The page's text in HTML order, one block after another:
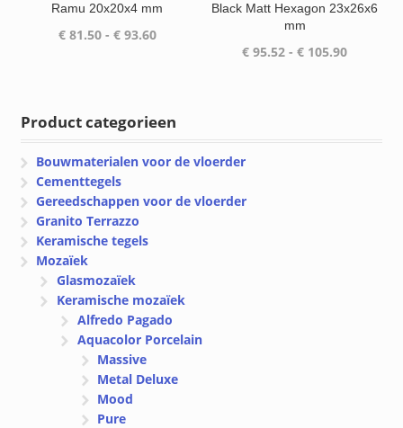
Ramu 20x20x4 mm
€81.50 - €93.60Prijsklasse:
Black Matt Hexagon 23x26x6
mm
€ 95.52 - € 105.90
Product categorieen
Bouwmaterialen voor de vloerder
Cementtegels
Gereedschappen voor de vloerder
Granito Terrazzo
Keramische tegels
Mozaïek
Glasmozaïek
Keramische mozaïek
Alfredo Pagado
Aquacolor Porcelain
Massive
Metal Deluxe
Mood
Pure